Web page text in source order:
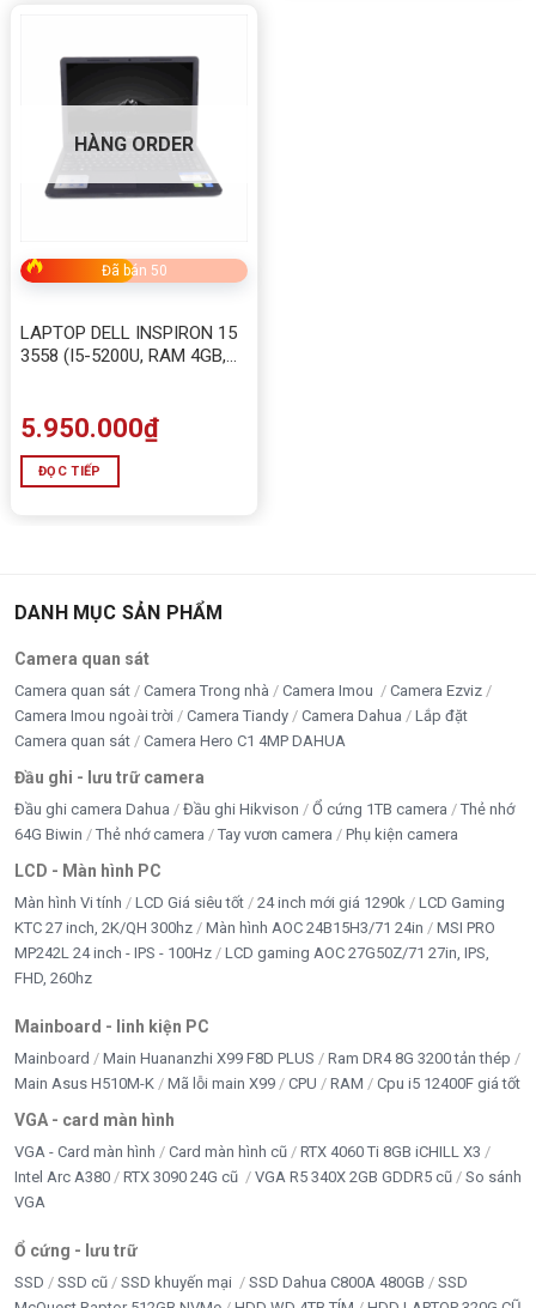
HÀNG ORDER
Đã bán 50
LAPTOP DELL INSPIRON 15
3558 (I5-5200U, RAM 4GB,
Chuyên Game và đồ họa
5.950.000₫
ĐỌC TIẾP
DANH MỤC SẢN PHẨM
Camera quan sát
Camera quan sát Camera Trong nhà Camera Imou
Camera Ezviz
Camera Imou ngoài trời
Camera Tiandy Camera Dahua
Lắp đặt
Camera quan sát
Camera Hero C1 4MP DAHUA
Đầu ghi - lưu trữ camera
Đầu ghi camera Dahua Đầu ghi Hikvison Ổ cứng 1TB camera
Thẻ nhớ
64G Biwin
Thẻ nhớ camera Tay vươn camera Phụ kiện camera
LCD - Màn hình PC
Màn hình Vi tính LCD Giá siêu tốt 24 inch mới giá 1290k
LCD Gaming
KTC 27 inch, 2K/QH 300hz
Màn hình AOC 24B15H3/71 24in
MSI PRO
MP242L 24 inch - IPS - 100Hz
LCD gaming AOC 27G50Z/71 27in, IPS,
FHD, 260hz
Mainboard - linh kiện PC
Mainboard Main Huananzhi X99 F8D PLUS
Ram DR4 8G 3200 tản thép
Main Asus H510M-K
Mã lỗi main X99 CPU RAM Cpu i5 12400F giá tốt
VGA - card màn hình
VGA - Card màn hình Card màn hình cũ
RTX 4060 Ti 8GB iCHILL X3
Intel Arc A380
RTX 3090 24G cũ VGA R5 340X 2GB GDDR5 cũ
So sánh
VGA
Ổ cứng - lưu trữ
SSD SSD cũ SSD khuyến mại SSD Dahua C800A 480GB
SSD